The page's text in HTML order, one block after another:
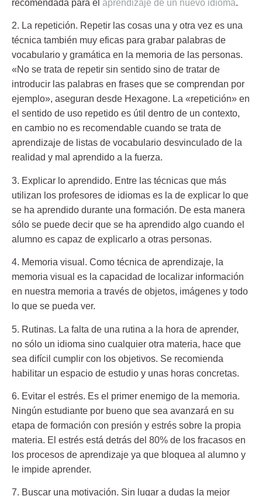
recomendada para el aprendizaje de un nuevo idioma.
2. La repetición. Repetir las cosas una y otra vez es una
técnica también muy eficas para grabar palabras de
vocabulario y gramática en la memoria de las personas.
«No se trata de repetir sin sentido sino de tratar de
introducir las palabras en frases que se comprendan por
ejemplo», aseguran desde Hexagone. La «repetición» en
el sentido de uso repetido es útil dentro de un contexto,
en cambio no es recomendable cuando se trata de
aprendizaje de listas de vocabulario desvinculado de la
realidad y mal aprendido a la fuerza.
3. Explicar lo aprendido. Entre las técnicas que más
utilizan los profesores de idiomas es la de explicar lo que
se ha aprendido durante una formación. De esta manera
sólo se puede decir que se ha aprendido algo cuando el
alumno es capaz de explicarlo a otras personas.
4. Memoria visual. Como técnica de aprendizaje, la
memoria visual es la capacidad de localizar información
en nuestra memoria a través de objetos, imágenes y todo
lo que se pueda ver.
5. Rutinas. La falta de una rutina a la hora de aprender,
no sólo un idioma sino cualquier otra materia, hace que
sea difícil cumplir con los objetivos. Se recomienda
habilitar un espacio de estudio y unas horas concretas.
6. Evitar el estrés. Es el primer enemigo de la memoria.
Ningún estudiante por bueno que sea avanzará en su
etapa de formación con presión y estrés sobre la propia
materia. El estrés está detrás del 80% de los fracasos en
los procesos de aprendizaje ya que bloquea al alumno y
le impide aprender.
7. Buscar una motivación. Sin lugar a dudas la mejor